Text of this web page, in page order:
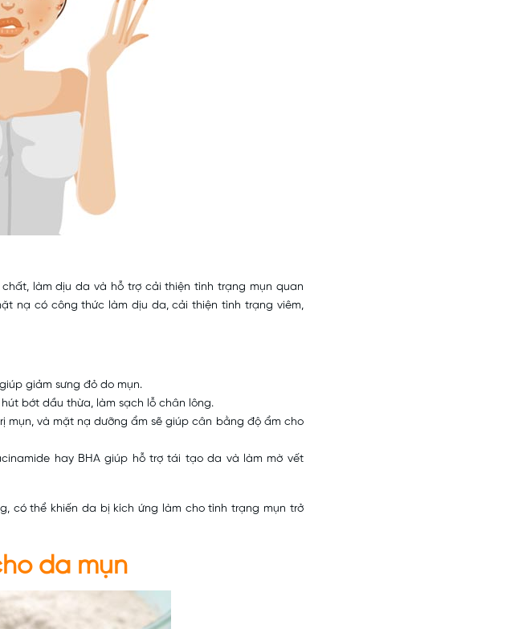
làm dịu da và hỗ trợ cải thiện tình trạng mụn quan
nạ có công thức làm dịu da, cải thiện tình trạng viêm,
giảm sưng đỏ do mụn.
bớt dầu thừa, làm sạch lỗ chân lông.
mụn, và mặt nạ dưỡng ẩm sẽ giúp cân bằng độ ẩm cho
hay BHA giúp hỗ trợ tái tạo da và làm mờ vết
có thể khiến da bị kích ứng làm cho tình trạng mụn trở
da mụn